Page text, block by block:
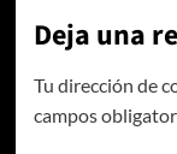
Deja una
Tu dirección de
campos